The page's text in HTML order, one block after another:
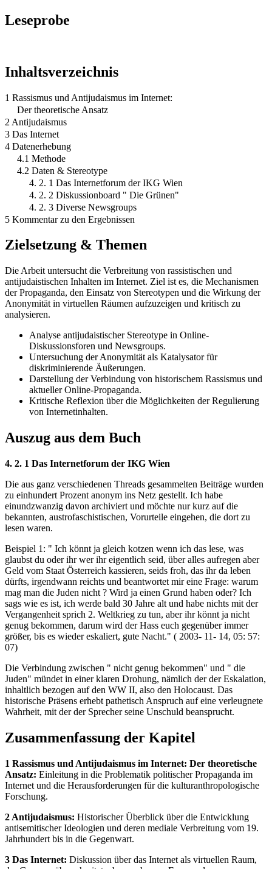
Leseprobe
Inhaltsverzeichnis
1 Rassismus und Antijudaismus im Internet:
Der theoretische Ansatz
2 Antijudaismus
3 Das Internet
4 Datenerhebung
4.1 Methode
4.2 Daten & Stereotype
4. 2. 1 Das Internetforum der IKG Wien
4. 2. 2 Diskussionboard " Die Grünen"
4. 2. 3 Diverse Newsgroups
5 Kommentar zu den Ergebnissen
Zielsetzung & Themen
Die Arbeit untersucht die Verbreitung von rassistischen und
antijudaistischen Inhalten im Internet. Ziel ist es, die Mechanismen
der Propaganda, den Einsatz von Stereotypen und die Wirkung der
Anonymität in virtuellen Räumen aufzuzeigen und kritisch zu
analysieren.
Analyse antijudaistischer Stereotype in Online-
Diskussionsforen und Newsgroups.
Untersuchung der Anonymität als Katalysator für
diskriminierende Äußerungen.
Darstellung der Verbindung von historischem Rassismus und
aktueller Online-Propaganda.
Kritische Reflexion über die Möglichkeiten der Regulierung
von Internetinhalten.
Auszug aus dem Buch
4. 2. 1 Das Internetforum der IKG Wien
Die aus ganz verschiedenen Threads gesammelten Beiträge wurden
zu einhundert Prozent anonym ins Netz gestellt. Ich habe
einundzwanzig davon archiviert und möchte nur kurz auf die
bekannten, austrofaschistischen, Vorurteile eingehen, die dort zu
lesen waren.
Beispiel 1: " Ich könnt ja gleich kotzen wenn ich das lese, was
glaubst du oder ihr wer ihr eigentlich seid, über alles aufregen aber
Geld vom Staat Österreich kassieren, seids froh, das ihr da leben
dürfts, irgendwann reichts und beantwortet mir eine Frage: warum
mag man die Juden nicht ? Wird ja einen Grund haben oder? Ich
sags wie es ist, ich werde bald 30 Jahre alt und habe nichts mit der
Vergangenheit sprich 2. Weltkrieg zu tun, aber ihr könnt ja nicht
genug bekommen, darum wird der Hass euch gegenüber immer
größer, bis es wieder eskaliert, gute Nacht." ( 2003- 11- 14, 05: 57:
07)
Die Verbindung zwischen " nicht genug bekommen" und " die
Juden" mündet in einer klaren Drohung, nämlich der der Eskalation,
inhaltlich bezogen auf den WW II, also den Holocaust. Das
historische Präsens erhebt pathetisch Anspruch auf eine verleugnete
Wahrheit, mit der der Sprecher seine Unschuld beansprucht.
Zusammenfassung der Kapitel
1 Rassismus und Antijudaismus im Internet: Der theoretische
Ansatz: Einleitung in die Problematik politischer Propaganda im
Internet und die Herausforderungen für die kulturanthropologische
Forschung.
2 Antijudaismus: Historischer Überblick über die Entwicklung
antisemitischer Ideologien und deren mediale Verbreitung vom 19.
Jahrhundert bis in die Gegenwart.
3 Das Internet: Diskussion über das Internet als virtuellen Raum,